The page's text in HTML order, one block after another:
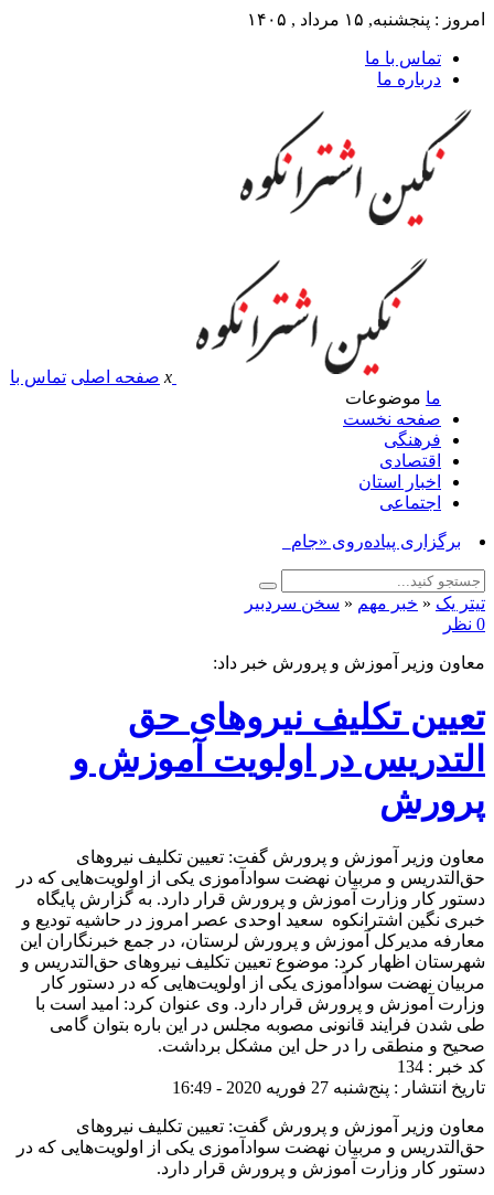
امروز : پنجشنبه, ۱۵ مرداد , ۱۴۰۵
تماس با ما
درباره ما
x صفحه اصلی تماس با
ما موضوعات
صفحه نخست
فرهنگی
اقتصادی
اخبار استان
اجتماعی
برگزاری پیاده‌روی «جاماندگان _
تیتر یک « خبر مهم « سخن سردبیر
0 نظر
معاون وزیر آموزش و پرورش خبر داد:
تعیین تکلیف نیروهای حق
التدریس در اولویت آموزش و
پرورش
معاون وزیر آموزش و پرورش گفت: تعیین تکلیف نیروهای
حق‌التدریس و مربیان نهضت سوادآموزی یکی از اولویت‌هایی که در
دستور کار وزارت آموزش و پرورش قرار دارد. به گزارش پایگاه
خبری نگین اشترانکوه سعید اوحدی عصر امروز در حاشیه تودیع و
معارفه مدیرکل آموزش و پرورش لرستان، در جمع خبرنگاران این
شهرستان اظهار کرد: موضوع تعیین تکلیف نیروهای حق‌التدریس و
مربیان نهضت سوادآموزی یکی از اولویت‌هایی که در دستور کار
وزارت آموزش و پرورش قرار دارد. وی عنوان کرد: امید است با
طی شدن فرایند قانونی مصوبه مجلس در این باره بتوان گامی
صحیح و منطقی را در حل این مشکل برداشت.
کد خبر : 134
تاریخ انتشار : پنج‌شنبه 27 فوریه 2020 - 16:49
معاون وزیر آموزش و پرورش گفت: تعیین تکلیف نیروهای
حق‌التدریس و مربیان نهضت سوادآموزی یکی از اولویت‌هایی که در
دستور کار وزارت آموزش و پرورش قرار دارد.